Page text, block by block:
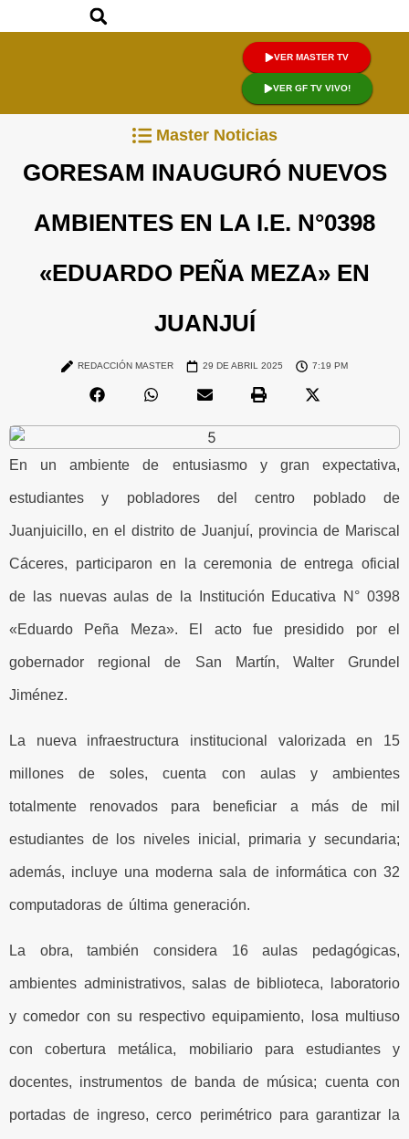
VER MASTER TV
VER GF TV VIVO!
Master Noticias
GORESAM INAUGURÓ NUEVOS
AMBIENTES EN LA I.E. N°0398
«EDUARDO PEÑA MEZA» EN
JUANJUÍ
REDACCIÓN MASTER 29 DE ABRIL 2025 7:19 PM
En un ambiente de entusiasmo y gran expectativa,
estudiantes y pobladores del centro poblado de
Juanjuicillo, en el distrito de Juanjuí, provincia de Mariscal
Cáceres, participaron en la ceremonia de entrega oficial
de las nuevas aulas de la Institución Educativa N° 0398
«Eduardo Peña Meza». El acto fue presidido por el
gobernador regional de San Martín, Walter Grundel
Jiménez.
La nueva infraestructura institucional valorizada en 15
millones de soles, cuenta con aulas y ambientes
totalmente renovados para beneficiar a más de mil
estudiantes de los niveles inicial, primaria y secundaria;
además, incluye una moderna sala de informática con 32
computadoras de última generación.
La obra, también considera 16 aulas pedagógicas,
ambientes administrativos, salas de biblioteca, laboratorio
y comedor con su respectivo equipamiento, losa multiuso
con cobertura metálica, mobiliario para estudiantes y
docentes, instrumentos de banda de música; cuenta con
portadas de ingreso, cerco perimétrico para garantizar la